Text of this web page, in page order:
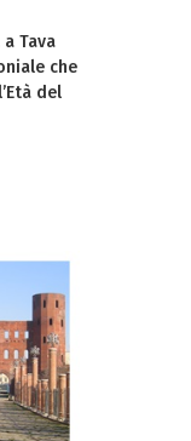
a Tava
che
del